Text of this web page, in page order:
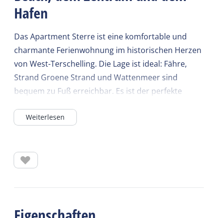
Hafen
Das Apartment Sterre ist eine komfortable und
charmante Ferienwohnung im historischen Herzen
von West-Terschelling. Die Lage ist ideal: Fähre,
Strand Groene Strand und Wattenmeer sind
bequem zu Fuß erreichbar. Es ist der perfekte
auf der Insel, denn Natur, Dorf und Hafen sind nur
Eingang:
ehemaligen Bauernhauses und ist komfortabel
Flur, in dem sich auch die Waschmaschine befindet.
Weiterlesen